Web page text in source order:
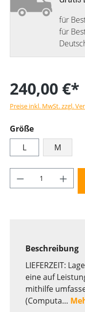
für
für
240,00 €*
Preise inkl. MwSt. zzgl.
Größe
L
M
Produkt
Beschreibung
LIEFERZEIT:
eine auf
mithilfe
(Computa…